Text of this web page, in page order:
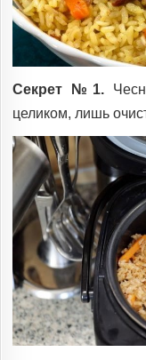
Секрет №1.
целиком, лишь